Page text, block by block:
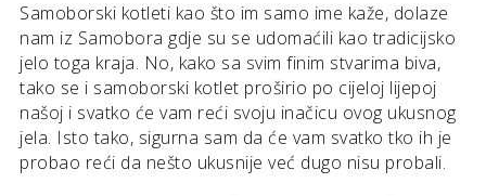
Samoborski kotleti kao što im samo ime kaže, dolaze
nam iz Samobora gdje su se udomaćili kao tradicijsko
jelo toga kraja. No, kako sa svim finim stvarima biva,
tako se i samoborski kotlet proširio po cijeloj lijepoj
našoj i svatko će vam reći svoju inačicu ovog ukusnog
jela. Isto tako, sigurna sam da će vam svatko tko ih je
probao reći da nešto ukusnije već dugo nisu probali.